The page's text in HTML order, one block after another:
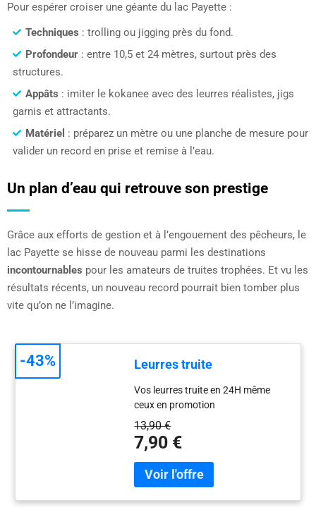
Pour espérer croiser une géante du lac Payette :
Techniques : trolling ou jigging près du fond.
Profondeur: entre 10,5 et 24 mètres, surtout près des
structures.
Appâts : imiter le kokanee avec des leurres réalistes, jigs
garnis et attractants.
Matériel : préparez un mètre ou une planche de mesure pour
valider un record en prise et remise à l’eau.
Un plan d’eau qui retrouve son prestige
Grâce aux efforts de gestion et à l’engouement des pêcheurs, le
lac Payette se hisse de nouveau parmi les destinations
incontournables pour les amateurs de truites trophées. Et vu les
résultats récents, un nouveau record pourrait bien tomber plus
vite qu’on ne l’imagine.
Leurres truite
Vos leurres truite en 24H même
ceux en promotion
13,90 €
7,90 €
-43%